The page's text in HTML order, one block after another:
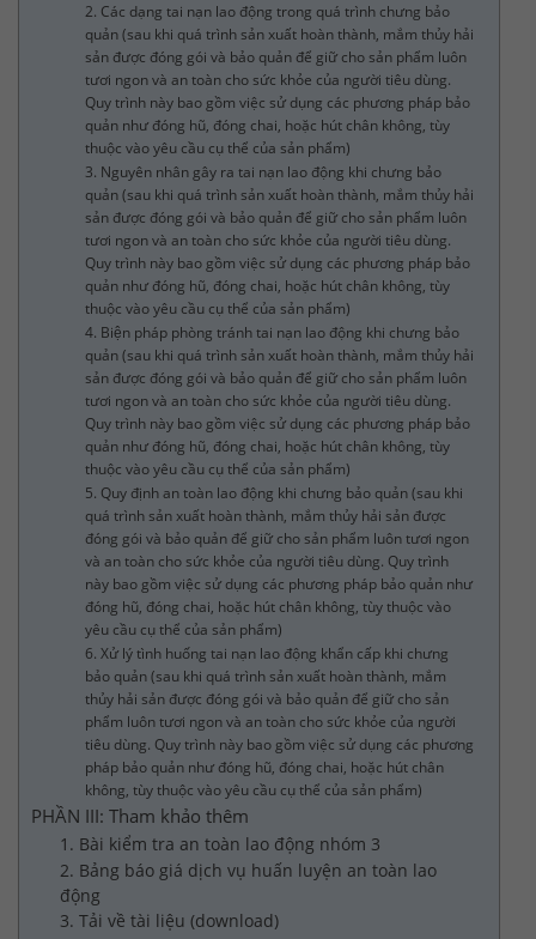
2. Các dạng tai nạn lao động trong quá trình chưng bảo
quản (sau khi quá trình sản xuất hoàn thành, mắm thủy hải
sản được đóng gói và bảo quản để giữ cho sản phẩm luôn
tươi ngon và an toàn cho sức khỏe của người tiêu dùng.
Quy trình này bao gồm việc sử dụng các phương pháp bảo
quản như đóng hũ, đóng chai, hoặc hút chân không, tùy
thuộc vào yêu cầu cụ thể của sản phẩm)
3. Nguyên nhân gây ra tai nạn lao động khi chưng bảo
quản (sau khi quá trình sản xuất hoàn thành, mắm thủy hải
sản được đóng gói và bảo quản để giữ cho sản phẩm luôn
tươi ngon và an toàn cho sức khỏe của người tiêu dùng.
Quy trình này bao gồm việc sử dụng các phương pháp bảo
quản như đóng hũ, đóng chai, hoặc hút chân không, tùy
thuộc vào yêu cầu cụ thể của sản phẩm)
4. Biện pháp phòng tránh tai nạn lao động khi chưng bảo
quản (sau khi quá trình sản xuất hoàn thành, mắm thủy hải
sản được đóng gói và bảo quản để giữ cho sản phẩm luôn
tươi ngon và an toàn cho sức khỏe của người tiêu dùng.
Quy trình này bao gồm việc sử dụng các phương pháp bảo
quản như đóng hũ, đóng chai, hoặc hút chân không, tùy
thuộc vào yêu cầu cụ thể của sản phẩm)
5. Quy định an toàn lao động khi chưng bảo quản (sau khi
quá trình sản xuất hoàn thành, mắm thủy hải sản được
đóng gói và bảo quản để giữ cho sản phẩm luôn tươi ngon
và an toàn cho sức khỏe của người tiêu dùng. Quy trình
này bao gồm việc sử dụng các phương pháp bảo quản như
đóng hũ, đóng chai, hoặc hút chân không, tùy thuộc vào
yêu cầu cụ thể của sản phẩm)
6. Xử lý tình huống tai nạn lao động khẩn cấp khi chưng
bảo quản (sau khi quá trình sản xuất hoàn thành, mắm
thủy hải sản được đóng gói và bảo quản để giữ cho sản
phẩm luôn tươi ngon và an toàn cho sức khỏe của người
tiêu dùng. Quy trình này bao gồm việc sử dụng các phương
pháp bảo quản như đóng hũ, đóng chai, hoặc hút chân
không, tùy thuộc vào yêu cầu cụ thể của sản phẩm)
PHẦN III: Tham khảo thêm
1. Bài kiểm tra an toàn lao động nhóm 3
2. Bảng báo giá dịch vụ huấn luyện an toàn lao
động
3. Tải về tài liệu (download)